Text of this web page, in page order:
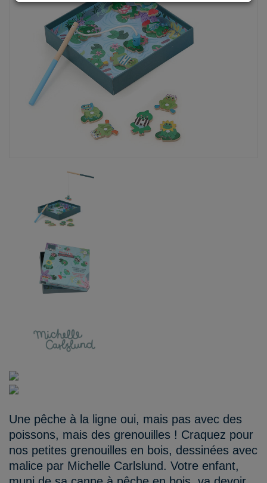
Une pêche à la ligne oui, mais pas avec des
poissons, mais des grenouilles ! Craquez pour
nos petites grenouilles en bois, dessinées avec
malice par Michelle Carlslund. Votre enfant,